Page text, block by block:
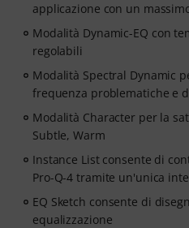
applicazione con un
Modalità Dynamic-EQ con
regolabili
Modalità Spectral Dynamic
frequenza problematiche e
Modalità Character per la
Subtle, Warm
Instance List consente di
Pro-Q-4 tramite un'unica
EQ Sketch consente di
equalizzazione